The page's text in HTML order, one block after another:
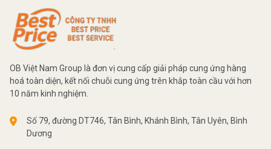
OB Việt Nam Group là đơn vị cung cấp giải pháp cung ứng hàng
hoá toàn diện, kết nối chuỗi cung ứng trên khắp toàn cầu với hơn
10 năm kinh nghiệm.
Số 79, đường DT746, Tân Bình, Khánh Bình, Tân Uyên, Bình
Dương